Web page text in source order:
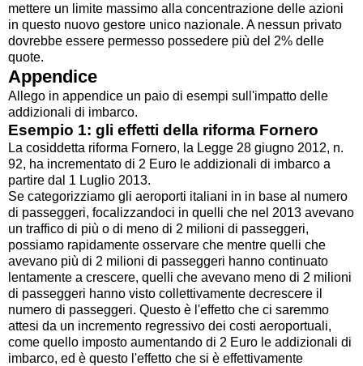
mettere un limite massimo alla concentrazione delle azioni
in questo nuovo gestore unico nazionale. A nessun privato
dovrebbe essere permesso possedere più del 2% delle
quote.
Appendice
Allego in appendice un paio di esempi sull'impatto delle
addizionali di imbarco.
Esempio 1: gli effetti della riforma Fornero
La cosiddetta riforma Fornero, la Legge 28 giugno 2012, n.
92, ha incrementato di 2 Euro le addizionali di imbarco a
partire dal 1 Luglio 2013.
Se categorizziamo gli aeroporti italiani in in base al numero
di passeggeri, focalizzandoci in quelli che nel 2013 avevano
un traffico di più o di meno di 2 milioni di passeggeri,
possiamo rapidamente osservare che mentre quelli che
avevano più di 2 milioni di passeggeri hanno continuato
lentamente a crescere, quelli che avevano meno di 2 milioni
di passeggeri hanno visto collettivamente decrescere il
numero di passeggeri. Questo è l'effetto che ci saremmo
attesi da un incremento regressivo dei costi aeroportuali,
come quello imposto aumentando di 2 Euro le addizionali di
imbarco, ed è questo l'effetto che si è effettivamente